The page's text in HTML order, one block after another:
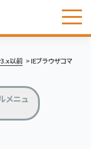
以前
IEブラウザコマ
メニュ